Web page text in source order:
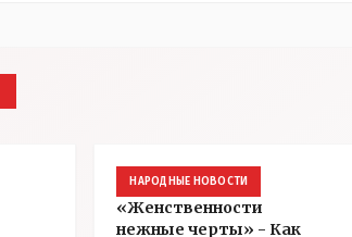
НАРОДНЫЕ НОВОСТИ
«Женственности
нежные черты» - Как